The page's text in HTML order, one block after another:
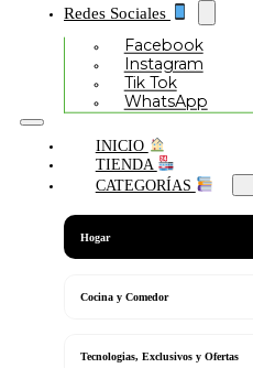
Redes Sociales
Facebook
Instagram
Tik Tok
WhatsApp
INICIO
TIENDA
CATEGORÍAS
Hogar
Cocina y Comedor
Tecnologias, Exclusivos y Ofertas